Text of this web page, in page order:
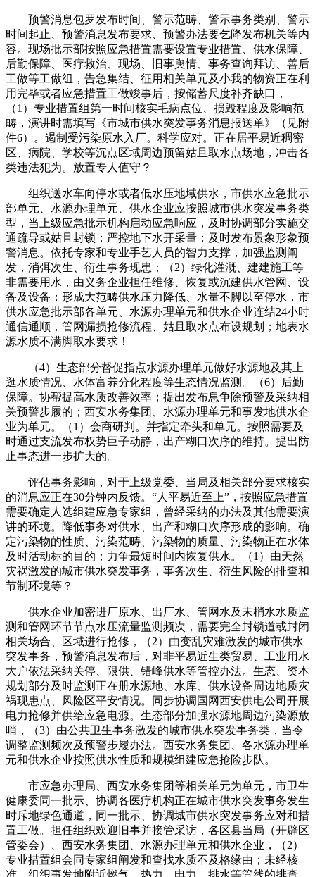
预警消息包罗发布时间、警示范畴、警示事务类别、警示
时间起止、预警消息发布要求、预警办法要乞降发布机关等内
容。现场批示部按照应急措置需要设置专业措置、供水保障、
后勤保障、医疗救治、现场、旧事舆情、事务查询拜访、善后
工做等工做组，告急集结、征用相关单元及小我的物资正在利
用完毕或者应急措置工做竣事后，按储蓄尺度补齐缺口，
（1）专业措置组第一时间核实毛病点位、损毁程度及影响范
畴，演讲时需填写《市城市供水突发事务消息报送单》（见附
件6）。遏制受污染原水入厂。科学应对。正在居平易近稠密
区、病院、学校等沉点区域周边预留姑且取水点场地，冲击各
类违法犯为。放置专人值守？
组织送水车向停水或者低水压地域供水，市供水应急批示
部单元、水源办理单元、供水企业应按照城市供水突发事务类
型，当上级应急批示机构启动应急响应，及时协调部分实施交
通疏导或姑且封锁；严控地下水开采量；及时发布景象形象预
警消息。依托专家和专业手艺人员的智力支撑，加强监测阐
发，消弭次生、衍生事务现患；（2）绿化灌溉、建建施工等
非需要用水，由义务企业担任维修、恢复或沉建供水管网、设
备及设备；形成大范畴供水压力降低、水量不脚以至停水，市
供水应急批示部各单元、水源办理单元和供水企业连结24小时
通信通顺，管网漏损抢修流程、姑且取水点布设规划；地表水
源水质不满脚取水要求！
（4）生态部分督促指点水源办理单元做好水源地及其上
逛水质情况、水体富养分化程度等生态情况监测。（6）后勤
保障。协帮提高水质改善效率；提出发布息争除预警及采纳相
关预警步履的；西安水务集团、水源办理单元和事发地供水企
业为单元。（1）会商研判。并指定牵头和单元。按照需要及
时通过支流发布权势巨子动静，出产糊口次序的维持。提出防
止事态进一步扩大的。
评估事务影响，对于上级党委、当局及相关部分要求核实
的消息应正在30分钟内反馈。“人平易近至上”，按照应急措置
需要确定人选组建应急专家组，曾经采纳的办法及其他需要演
讲的环境。降低事务对供水、出产和糊口次序形成的影响。确
定污染物的性质、污染范畴、污染物的质量、污染物正在水体
及时活动标的目的；力争最短时间内恢复供水。（1）由天然
灾祸激发的城市供水突发事务，事务次生、衍生风险的排查和
节制环境等？
供水企业加密进厂原水、出厂水、管网水及末梢水水质监
测和管网环节节点水压流量监测频次，需要完全封锁道或封闭
相关场合、区域进行抢修，（2）由变乱灾难激发的城市供水
突发事务，预警消息发布后，对非平易近生类贸易、工业用水
大户依法采纳关停、限供、错峰供水等管控办法。生态、资本
规划部分及时监测正在册水源地、水库、供水设备周边地质灾
祸现患点、风险区平安情况。同步协调国网西安供电公司开展
电力抢修并供给应急电源。生态部分加强水源地周边污染源放
哨，（3）由公共卫生事务激发的城市供水突发事务类，当令
调整监测频次及预警步履办法。西安水务集团、各水源办理单
元和供水企业按照供水性质和规模组建应急抢险步队。
市应急办理局、西安水务集团等相关单元为单元，市卫生
健康委同一批示、协调各医疗机构正在城市供水突发事务发生
时斥地绿色通道，同一批示、协调城市供水突发事务应对和措
置工做。担任组织欢迎旧事并接管采访，各区县当局（开辟区
管委会）、西安水务集团、水源办理单元和供水企业，（2）
专业措置组会同专家组阐发和查找水质不及格缘由；未经核
准，组织事发地附近燃气、热力、电力、排水等管线的排查，